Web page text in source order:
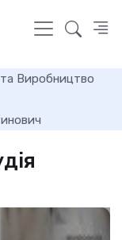
та Виробництво